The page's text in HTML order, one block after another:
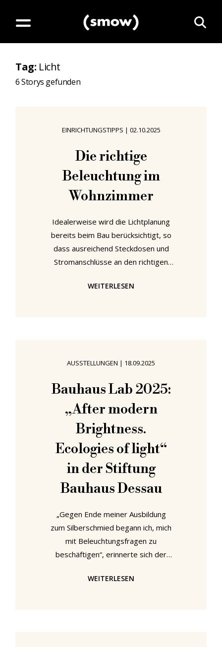
Tag: Licht
6Storys gefunden
EINRICHTUNGSTIPPS | 02.10.2025
Die richtige
Beleuchtung im
Wohnzimmer
Idealerweise wird die Lichtplanung
bereits beim Bau berücksichtigt, so
dass ausreichend Steckdosen und
Stromanschlüsse an den richtigen
sich das Lichtkonzept im
sei es zum Entspannen, Lesen,
Fernsehen oder Empfangen von
Besuch. Dementsprechend vielfältig
sollte auch die Beleuchtung
ausfallen, um so allen
WEITERLESEN
AUSSTELLUNGEN | 18.09.2025
Bauhaus Lab 2025:
„After modern
Brightness.
Ecologies of light“
in der Stiftung
Bauhaus Dessau
„Gegen Ende meiner Ausbildung
zum Silberschmied begann ich, mich
mit Beleuchtungsfragen zu
beschäftigen“, erinnerte sich der
Künstler Max Bill im Jahr 1979 und
WEITERLESEN